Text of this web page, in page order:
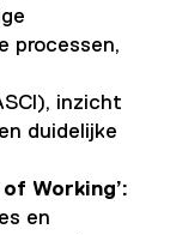
processen,
inzicht
duidelijke
Working’:
en